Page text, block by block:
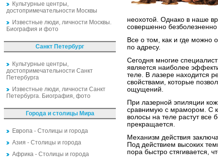
Культурные центры,
достопримечательности Москвы
Известные люди, личности Москвы.
Биография и фото
Санкт Петербург
Культурные центры,
достопримечательности Санкт
Петербурга
Известные люди, личности Санкт
Петербурга. Биография, фото
Города и столицы Мира
Европа - Столицы и города
Азия - Столицы и города
Африка - Столицы и города
неохотой. Однако в наше
совершенно
Все о том, как и где можно
по адресу.
Сегодня многие
является наиболее
теле. В лазере находится
свойствами, которые
ощущений.
При лазерной эпиляции
сравнимую с мрамором. С
волосы на теле растут все
прекращается.
Механизм действия
Под действием высоких
пора быстро стягивается,